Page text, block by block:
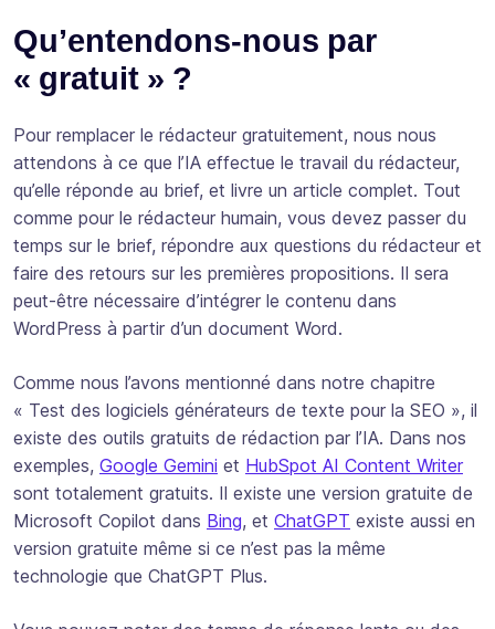
Qu’entendons-nous par
« gratuit » ?
Pour remplacer le rédacteur gratuitement, nous nous
attendons à ce que l’IA effectue le travail du rédacteur,
qu’elle réponde au brief, et livre un article complet. Tout
comme pour le rédacteur humain, vous devez passer du
temps sur le brief, répondre aux questions du rédacteur et
faire des retours sur les premières propositions. Il sera
peut-être nécessaire d’intégrer le contenu dans
WordPress à partir d’un document Word.
Comme nous l’avons mentionné dans notre chapitre
« Test des logiciels générateurs de texte pour la SEO », il
existe des outils gratuits de rédaction par l’IA. Dans nos
exemples, Google Gemini et HubSpot AI Content Writer
sont totalement gratuits. Il existe une version gratuite de
Microsoft Copilot dans Bing, et ChatGPT existe aussi en
version gratuite même si ce n’est pas la même
technologie que ChatGPT Plus.